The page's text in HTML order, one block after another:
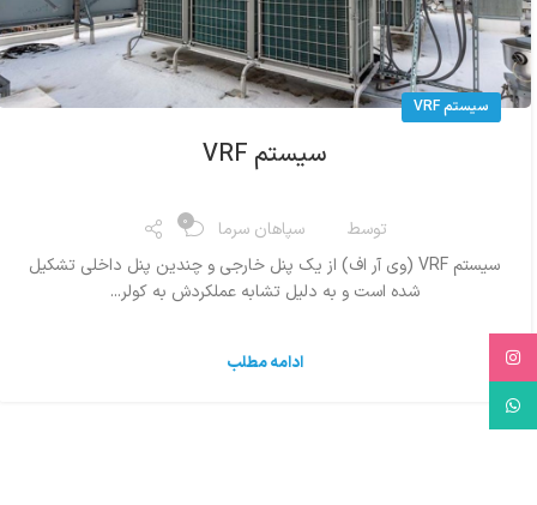
سیستم VRF
سیستم VRF
توسط سپاهان سرما 0
سیستم VRF (وی آر اف) از یک پنل خارجی و چندین پنل داخلی تشکیل
شده است و به دلیل تشابه عملکردش به کولر...
ادامه مطلب